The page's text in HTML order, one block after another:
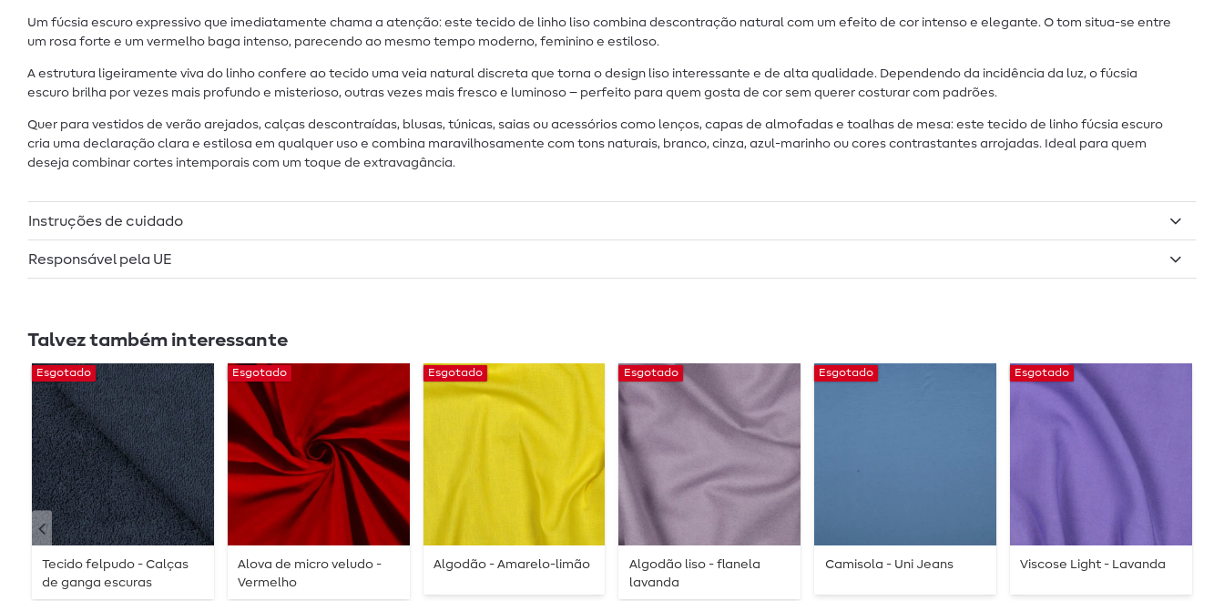
Um fúcsia escuro expressivo que imediatamente chama a atenção: este tecido de linho liso combina descontração natural com um efeito de cor intenso e elegante. O tom situa-se entre
um rosa forte e um vermelho baga intenso, parecendo ao mesmo tempo moderno, feminino e estiloso.
A estrutura ligeiramente viva do linho confere ao tecido uma veia natural discreta que torna o design liso interessante e de alta qualidade. Dependendo da incidência da luz, o fúcsia
escuro brilha por vezes mais profundo e misterioso, outras vezes mais fresco e luminoso – perfeito para quem gosta de cor sem querer costurar com padrões.
Quer para vestidos de verão arejados, calças descontraídas, blusas, túnicas, saias ou acessórios como lenços, capas de almofadas e toalhas de mesa: este tecido de linho fúcsia escuro
cria uma declaração clara e estilosa em qualquer uso e combina maravilhosamente com tons naturais, branco, cinza, azul-marinho ou cores contrastantes arrojadas. Ideal para quem
deseja combinar cortes intemporais com um toque de extravagância.
Instruções de cuidado
Responsável pela UE
Talvez também interessante
Esgotado
Tecido felpudo - Calças
de ganga escuras
Esgotado
Alova de micro veludo -
Vermelho
Esgotado
Algodão - Amarelo-limão
Esgotado
Algodão liso - flanela
lavanda
Esgotado
Camisola - Uni Jeans
Esgotado
Viscose Light - Lavanda